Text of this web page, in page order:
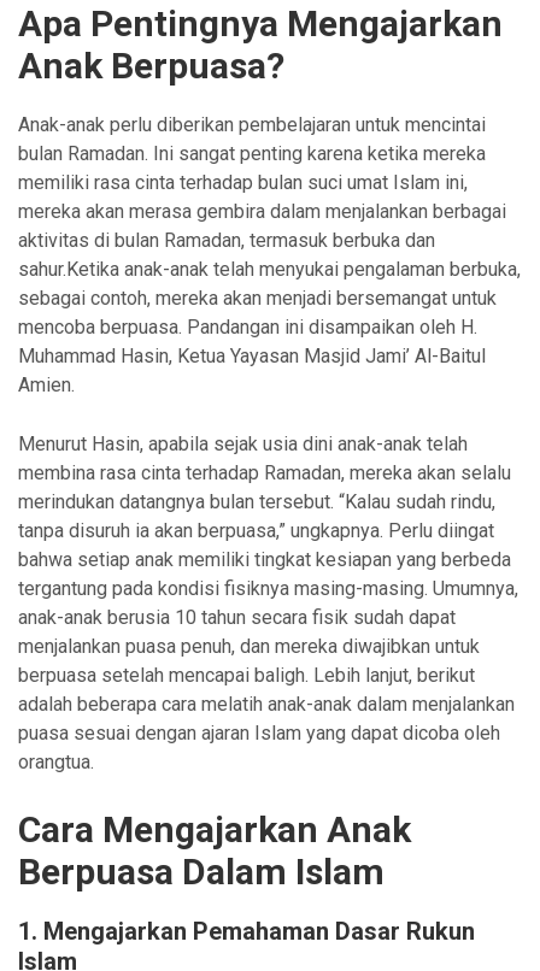
Apa Pentingnya Mengajarkan
Anak Berpuasa?
Anak-anak perlu diberikan pembelajaran untuk mencintai
bulan Ramadan. Ini sangat penting karena ketika mereka
memiliki rasa cinta terhadap bulan suci umat Islam ini,
mereka akan merasa gembira dalam menjalankan berbagai
aktivitas di bulan Ramadan, termasuk berbuka dan
sahur.Ketika anak-anak telah menyukai pengalaman berbuka,
sebagai contoh, mereka akan menjadi bersemangat untuk
mencoba berpuasa. Pandangan ini disampaikan oleh H.
Muhammad Hasin, Ketua Yayasan Masjid Jami’ Al-Baitul
Amien.
Menurut Hasin, apabila sejak usia dini anak-anak telah
membina rasa cinta terhadap Ramadan, mereka akan selalu
merindukan datangnya bulan tersebut. “Kalau sudah rindu,
tanpa disuruh ia akan berpuasa,” ungkapnya. Perlu diingat
bahwa setiap anak memiliki tingkat kesiapan yang berbeda
tergantung pada kondisi fisiknya masing-masing. Umumnya,
anak-anak berusia 10 tahun secara fisik sudah dapat
menjalankan puasa penuh, dan mereka diwajibkan untuk
berpuasa setelah mencapai baligh. Lebih lanjut, berikut
adalah beberapa cara melatih anak-anak dalam menjalankan
puasa sesuai dengan ajaran Islam yang dapat dicoba oleh
orangtua.
Cara Mengajarkan Anak
Berpuasa Dalam Islam
1. Mengajarkan Pemahaman Dasar Rukun
Islam